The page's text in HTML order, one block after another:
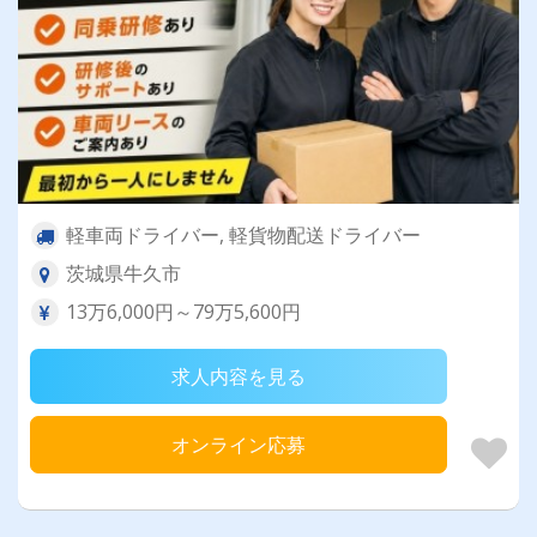
軽車両ドライバー, 軽貨物配送ドライバー
茨城県牛久市
13万6,000円～79万5,600円
求人内容を見る
オンライン応募